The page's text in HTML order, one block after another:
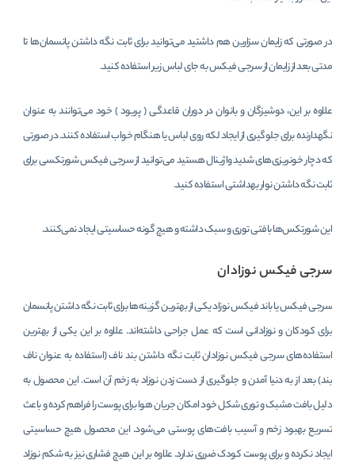
در صورتی که زایمان سزارین هم داشتید می‌توانید برای ثابت نگه داشتن پانسمان‌ها تا
مدتی بعد از زایمان از سرجی فیکس به جای لباس زیر استفاده کنید.
علاوه بر این، دوشیزگان و بانوان در دوران قاعدگی ( پریود ) خود می‌توانند به عنوان
نگهدارنده برای جلوگیری از ایجاد لکه روی لباس یا هنگام خواب استفاده کنند. در صورتی
که دچار خونریزی‌های شدید واژینال هستید می‌توانید از سرجی فیکس شورتکسی برای
ثابت نگه داشتن نوار بهداشتی استفاده کنید.
این شورتکس‌ها بافتی توری و سبک داشته و هیچ گونه حساسیتی ایجاد نمی‌کنند.
سرجی فیکس نوزادان
سرجی فیکس یا باند فیکس نوزاد یکی از بهترین گزینه‌ها برای ثابت نگه داشتن پانسمان
برای کودکان و نوزادانی است که عمل جراحی داشته‌اند. علاوه بر این یکی از بهترین
استفاده‌های سرجی فیکس نوزادان ثابت نگه داشتن بند ناف (استفاده به عنوان ناف
بند) بعد از به دنیا آمدن و جلوگیری از دست زدن نوزاد به زخم آن است. این محصول به
دلیل بافت مشبک و توری شکل خود امکان جریان هوا برای پوست را فراهم کرده و باعث
تسریع بهبود زخم و آسیب بافت‌های پوستی می‌شود. این محصول هیچ حساسیتی
ایجاد نکرده و برای پوست کودک ضرری ندارد. علاوه بر این هیچ فشاری نیز به شکم نوزاد